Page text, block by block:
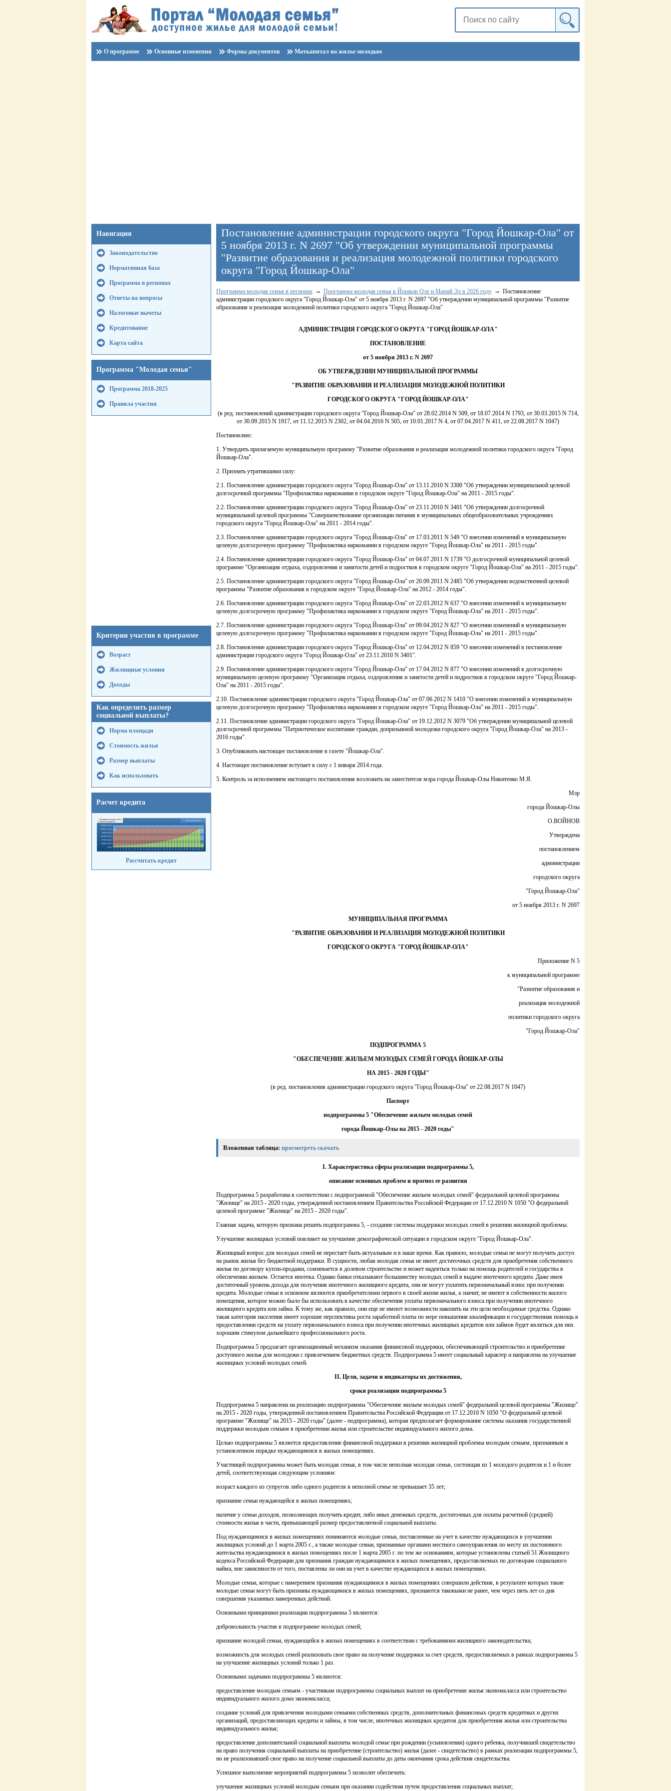
О программе Основные изменения Формы документов Маткапитал на жилье молодым
Навигация
Законодательство
Нормативная база
Программа в регионах
Ответы на вопросы
Налоговые вычеты
Кредитование
Карта сайта
Программа "Молодая семья"
Программа 2018-2025
Правила участия
Критерии участия в программе
Возраст
Жилищные условия
Доходы
Как определить размер
социальной выплаты?
Норма площади
Стоимость жилья
Размер выплаты
Как использовать
Расчет кредита
Рассчитать кредит
Постановление администрации городского округа "Город Йошкар-Ола" от
5 ноября 2013 г. N 2697 "Об утверждении муниципальной программы
"Развитие образования и реализация молодежной политики городского
округа "Город Йошкар-Ола"
Программа молодая семья в регионах Программа молодая семья в Йошкар Оле и Марий Эл в 2026 году
Постановление
администрации городского округа "Город Йошкар-Ола" от 5 ноября 2013 г. N 2697 "Об утверждении муниципальной программы "Развитие
образования и реализация молодежной политики городского округа "Город Йошкар-Ола"
АДМИНИСТРАЦИЯ ГОРОДСКОГО ОКРУГА "ГОРОД ЙОШКАР-ОЛА"
ПОСТАНОВЛЕНИЕ
от 5 ноября 2013 г. N 2697
ОБ УТВЕРЖДЕНИИ МУНИЦИПАЛЬНОЙ ПРОГРАММЫ
"РАЗВИТИЕ ОБРАЗОВАНИЯ И РЕАЛИЗАЦИЯ МОЛОДЕЖНОЙ ПОЛИТИКИ
ГОРОДСКОГО ОКРУГА "ГОРОД ЙОШКАР-ОЛА"
(в ред. постановлений администрации городского округа "Город Йошкар-Ола" от 28.02.2014 N 509, от 18.07.2014 N 1793, от 30.03.2015 N 714,
от 30.09.2015 N 1917, от 11.12.2015 N 2302, от 04.04.2016 N 505, от 10.01.2017 N 4, от 07.04.2017 N 411, от 22.08.2017 N 1047)
Постановляю:
1. Утвердить прилагаемую муниципальную программу "Развитие образования и реализация молодежной политики городского округа "Город
Йошкар-Ола".
2. Признать утратившими силу:
2.1. Постановление администрации городского округа "Город Йошкар-Ола" от 13.11.2010 N 3300 "Об утверждении муниципальной целевой
долгосрочной программы "Профилактика наркомании в городском округе "Город Йошкар-Ола" на 2011 - 2015 годы".
2.2. Постановление администрации городского округа "Город Йошкар-Ола" от 23.11.2010 N 3401 "Об утверждении долгосрочной
муниципальной целевой программы "Совершенствование организации питания в муниципальных общеобразовательных учреждениях
городского округа "Город Йошкар-Ола" на 2011 - 2014 годы".
2.3. Постановление администрации городского округа "Город Йошкар-Ола" от 17.03.2011 N 549 "О внесении изменений в муниципальную
целевую долгосрочную программу "Профилактика наркомании в городском округе "Город Йошкар-Ола" на 2011 - 2015 годы".
2.4. Постановление администрации городского округа "Город Йошкар-Ола" от 04.07.2011 N 1739 "О долгосрочной муниципальной целевой
программе "Организация отдыха, оздоровления и занятости детей и подростков в городском округе "Город Йошкар-Ола" на 2011 - 2015 годы".
2.5. Постановление администрации городского округа "Город Йошкар-Ола" от 20.09.2011 N 2485 "Об утверждении ведомственной целевой
программы "Развитие образования в городском округе "Город Йошкар-Ола" на 2012 - 2014 годы".
2.6. Постановление администрации городского округа "Город Йошкар-Ола" от 22.03.2012 N 637 "О внесении изменений в муниципальную
целевую долгосрочную программу "Профилактика наркомании в городском округе "Город Йошкар-Ола" на 2011 - 2015 годы".
2.7. Постановление администрации городского округа "Город Йошкар-Ола" от 09.04.2012 N 827 "О внесении изменений в муниципальную
целевую долгосрочную программу "Профилактика наркомании в городском округе "Город Йошкар-Ола" на 2011 - 2015 годы".
2.8. Постановление администрации городского округа "Город Йошкар-Ола" от 12.04.2012 N 859 "О внесении изменений в постановление
администрации городского округа "Город Йошкар-Ола" от 23.11.2010 N 3401".
2.9. Постановление администрации городского округа "Город Йошкар-Ола" от 17.04.2012 N 877 "О внесении изменений в долгосрочную
муниципальную целевую программу "Организация отдыха, оздоровления и занятости детей и подростков в городском округе "Город Йошкар-
Ола" на 2011 - 2015 годы".
2.10. Постановление администрации городского округа "Город Йошкар-Ола" от 07.06.2012 N 1410 "О внесении изменений в муниципальную
целевую долгосрочную программу "Профилактика наркомании в городском округе "Город Йошкар-Ола" на 2011 - 2015 годы".
2.11. Постановление администрации городского округа "Город Йошкар-Ола" от 19.12.2012 N 3079 "Об утверждении муниципальной целевой
долгосрочной программы "Патриотическое воспитание граждан, допризывной молодежи городского округа "Город Йошкар-Ола" на 2013 -
2016 годы".
3. Опубликовать настоящее постановление в газете "Йошкар-Ола".
4. Настоящее постановление вступает в силу с 1 января 2014 года.
5. Контроль за исполнением настоящего постановления возложить на заместителя мэра города Йошкар-Олы Никитенко М.Я.
Мэр
города Йошкар-Олы
О.ВОЙНОВ
Утверждена
постановлением
администрации
городского округа
"Город Йошкар-Ола"
от 5 ноября 2013 г. N 2697
МУНИЦИПАЛЬНАЯ ПРОГРАММА
"РАЗВИТИЕ ОБРАЗОВАНИЯ И РЕАЛИЗАЦИЯ МОЛОДЕЖНОЙ ПОЛИТИКИ
ГОРОДСКОГО ОКРУГА "ГОРОД ЙОШКАР-ОЛА"
Приложение N 5
к муниципальной программе
"Развитие образования и
реализация молодежной
политики городского округа
"Город Йошкар-Ола"
ПОДПРОГРАММА 5
"ОБЕСПЕЧЕНИЕ ЖИЛЬЕМ МОЛОДЫХ СЕМЕЙ ГОРОДА ЙОШКАР-ОЛЫ
НА 2015 - 2020 ГОДЫ"
(в ред. постановления администрации городского округа "Город Йошкар-Ола" от 22.08.2017 N 1047)
Паспорт
подпрограммы 5 "Обеспечение жильем молодых семей
города Йошкар-Олы на 2015 - 2020 годы"
Вложенная таблица: просмотреть скачать
I. Характеристика сферы реализации подпрограммы 5,
описание основных проблем и прогноз ее развития
Подпрограмма 5 разработана в соответствии с подпрограммой "Обеспечение жильем молодых семей" федеральной целевой программы
"Жилище" на 2015 - 2020 годы, утвержденной постановлением Правительства Российской Федерации от 17.12.2010 N 1050 "О федеральной
целевой программе "Жилище" на 2015 - 2020 годы".
Главная задача, которую призвана решить подпрограмма 5, - создание системы поддержки молодых семей в решении жилищной проблемы.
Улучшение жилищных условий повлияет на улучшение демографической ситуации в городском округе "Город Йошкар-Ола".
Жилищный вопрос для молодых семей не перестает быть актуальным и в наше время. Как правило, молодые семьи не могут получить доступ
на рынок жилья без бюджетной поддержки. В сущности, любая молодая семья не имеет достаточных средств для приобретения собственного
жилья по договору купли-продажи, сомневается в долевом строительстве и может надеяться только на помощь родителей и государства в
обеспечении жильем. Остается ипотека. Однако банки отказывают большинству молодых семей в выдаче ипотечного кредита. Даже имея
достаточный уровень дохода для получения ипотечного жилищного кредита, они не могут уплатить первоначальный взнос при получении
кредита. Молодые семьи в основном являются приобретателями первого в своей жизни жилья, а значит, не имеют в собственности жилого
помещения, которое можно было бы использовать в качестве обеспечения уплаты первоначального взноса при получении ипотечного
жилищного кредита или займа. К тому же, как правило, они еще не имеют возможности накопить на эти цели необходимые средства. Однако
такая категория населения имеет хорошие перспективы роста заработной платы по мере повышения квалификации и государственная помощь в
предоставлении средств на уплату первоначального взноса при получении ипотечных жилищных кредитов или займов будет являться для них
хорошим стимулом дальнейшего профессионального роста.
Подпрограмма 5 предлагает организационный механизм оказания финансовой поддержки, обеспечивающей строительство и приобретение
доступного жилья для молодежи с привлечением бюджетных средств. Подпрограмма 5 имеет социальный характер и направлена на улучшение
жилищных условий молодых семей.
II. Цели, задачи и индикаторы их достижения,
сроки реализации подпрограммы 5
Подпрограмма 5 направлена на реализацию подпрограммы "Обеспечение жильем молодых семей" федеральной целевой программы "Жилище"
на 2015 - 2020 годы, утвержденной постановлением Правительства Российской Федерации от 17.12.2010 N 1050 "О федеральной целевой
программе "Жилище" на 2015 - 2020 годы" (далее - подпрограмма), которая предполагает формирование системы оказания государственной
поддержки молодым семьям в приобретении жилья или строительстве индивидуального жилого дома.
Целью подпрограммы 5 является предоставление финансовой поддержки в решении жилищной проблемы молодым семьям, признанным в
установленном порядке нуждающимися в жилых помещениях.
Участницей подпрограммы может быть молодая семья, в том числе неполная молодая семья, состоящая из 1 молодого родителя и 1 и более
детей, соответствующая следующим условиям:
возраст каждого из супругов либо одного родителя в неполной семье не превышает 35 лет;
признание семьи нуждающейся в жилых помещениях;
наличие у семьи доходов, позволяющих получить кредит, либо иных денежных средств, достаточных для оплаты расчетной (средней)
стоимости жилья в части, превышающей размер предоставляемой социальной выплаты.
Под нуждающимися в жилых помещениях понимаются молодые семьи, поставленные на учет в качестве нуждающихся в улучшении
жилищных условий до 1 марта 2005 г., а также молодые семьи, признанные органами местного самоуправления по месту их постоянного
жительства нуждающимися в жилых помещениях после 1 марта 2005 г. по тем же основаниям, которые установлены статьей 51 Жилищного
кодекса Российской Федерации для признания граждан нуждающимися в жилых помещениях, предоставляемых по договорам социального
найма, вне зависимости от того, поставлены ли они на учет в качестве нуждающихся в жилых помещениях.
Молодые семьи, которые с намерением признания нуждающимися в жилых помещениях совершили действия, в результате которых такие
молодые семьи могут быть признаны нуждающимися в жилых помещениях, признаются таковыми не ранее, чем через пять лет со дня
совершения указанных намеренных действий.
Основными принципами реализации подпрограммы 5 являются:
добровольность участия в подпрограмме молодых семей;
признание молодой семьи, нуждающейся в жилых помещениях в соответствии с требованиями жилищного законодательства;
возможность для молодых семей реализовать свое право на получение поддержки за счет средств, предоставляемых в рамках подпрограммы 5
на улучшение жилищных условий только 1 раз.
Основными задачами подпрограммы 5 являются:
предоставление молодым семьям - участникам подпрограммы социальных выплат на приобретение жилья экономкласса или строительство
индивидуального жилого дома экономкласса;
создание условий для привлечения молодыми семьями собственных средств, дополнительных финансовых средств кредитных и других
организаций, предоставляющих кредиты и займы, в том числе, ипотечных жилищных кредитов для приобретения жилья или строительства
индивидуального жилья;
предоставление дополнительной социальной выплаты молодой семье при рождении (усыновлении) одного ребенка, получившей свидетельство
на право получения социальной выплаты на приобретение (строительство) жилья (далее - свидетельство) в рамках реализации подпрограммы 5,
но не реализовавшей свое право на получение социальной выплаты до даты окончания срока действия свидетельства.
Успешное выполнение мероприятий подпрограммы 5 позволит обеспечить:
улучшение жилищных условий молодым семьям при оказании содействия путем предоставления социальных выплат;